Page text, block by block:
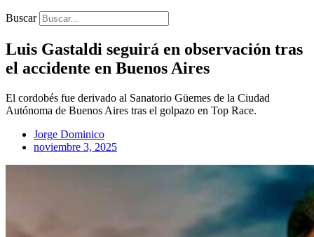
Buscar
Luis Gastaldi seguirá en observación tras
el accidente en Buenos Aires
El cordobés fue derivado al Sanatorio Güemes de la Ciudad
Autónoma de Buenos Aires tras el golpazo en Top Race.
Jorge Dominico
noviembre 3, 2025